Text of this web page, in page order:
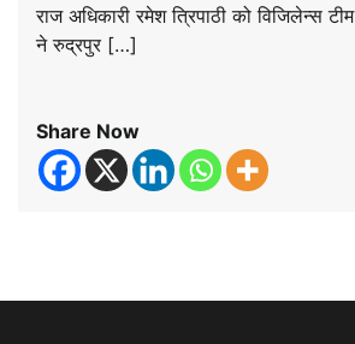
राज अधिकारी रमेश त्रिपाठी को विजिलेन्स टीम
ने रुद्रपुर […]
Share Now